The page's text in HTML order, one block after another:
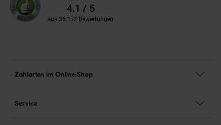
Bewertungen4.1 / 5
aus 36.172 Bewertungen
Zahlarten im Online-Shop
Service